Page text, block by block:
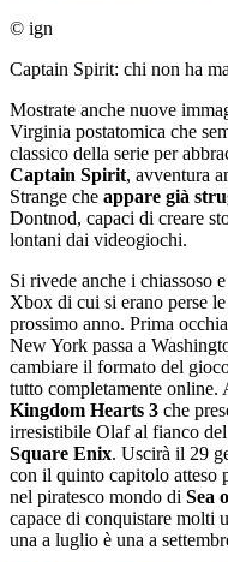
© ign
Captain Spirit: chi non ha
Mostrate anche nuove
Virginia postatomica che
classico della serie per
Captain Spirit, avventura
Strange che appare già
Dontnod, capaci di creare
lontani dai videogiochi.
Si rivede anche i chiassoso
Xbox di cui si erano perse
prossimo anno. Prima
New York passa a
cambiare il formato del
tutto completamente online.
Kingdom Hearts 3 che
irresistibile Olaf al fianco
Square Enix. Uscirà il 29
con il quinto capitolo atteso
nel piratesco mondo di Sea
capace di conquistare molti
una a luglio è una a